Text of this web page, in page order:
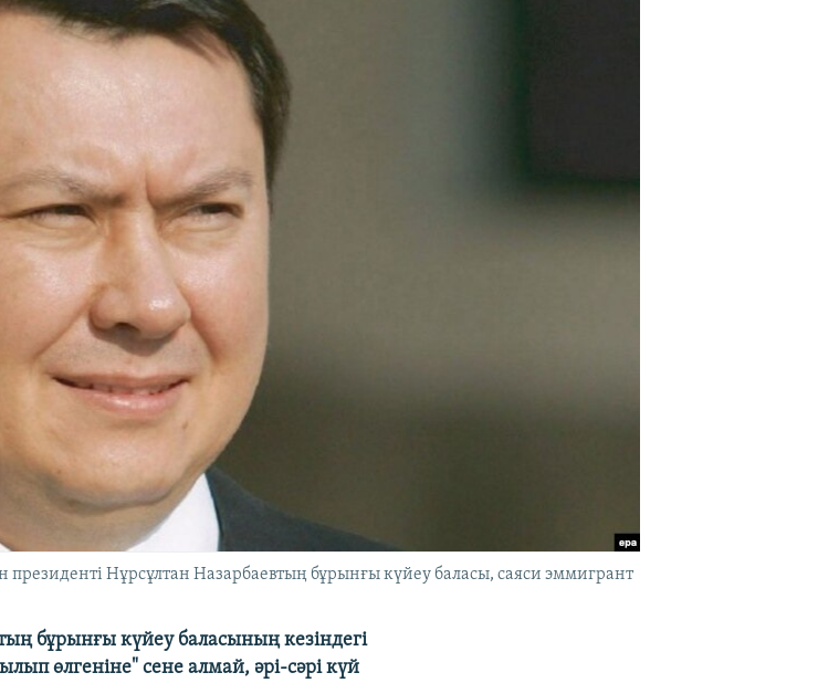
президенті Нұрсұлтан Назарбаевтың бұрынғы күйеу баласы, саяси эммигрант
бұрынғы күйеу баласының кезіндегі
өлгеніне" сене алмай, әрі-сәрі күй